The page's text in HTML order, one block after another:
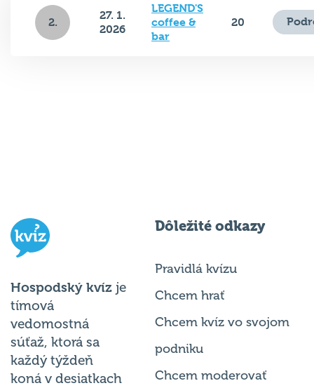
2.
27. 1.
2026
LEGEND'S
coffee &
bar
20
Hospodský kvíz je
tímová
vedomostná
súťaž, ktorá sa
každý týždeň
koná v desiatkach
Dôležité odkazy
Pravidlá kvízu
Chcem hrať
Chcem kvíz vo svojom
podniku
Chcem moderovať